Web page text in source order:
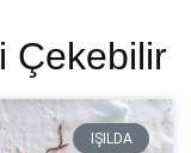
Çekebilir
IŞILDA